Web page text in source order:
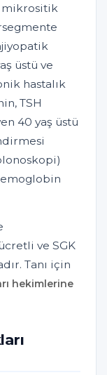
üstü ve
hastalık
TSH
40 yaş üstü
ve SGK
Tanı için
hekimlerine